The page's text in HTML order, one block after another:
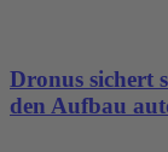
Dronus sichert
den Aufbau